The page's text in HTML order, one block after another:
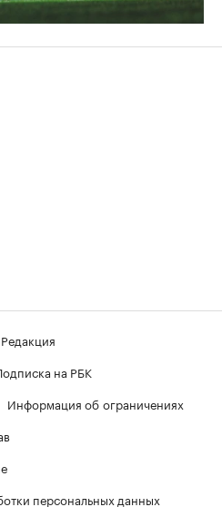
Редакция
на РБК
Информация об ограничениях
персональных данных